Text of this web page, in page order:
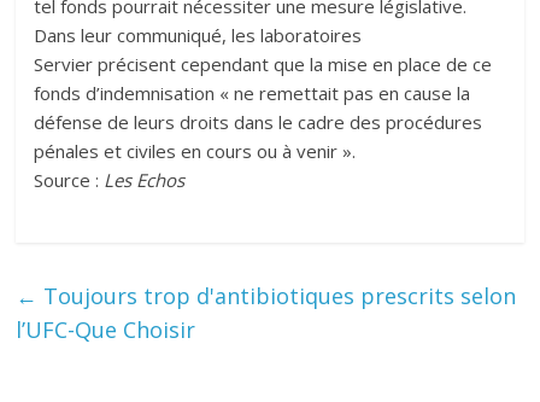
tel fonds pourrait nécessiter une mesure législative.
Dans leur communiqué, les laboratoires
Servier précisent cependant que la mise en place de ce
fonds d’indemnisation « ne remettait pas en cause la
défense de leurs droits dans le cadre des procédures
pénales et civiles en cours ou à venir ».
Source : Les Echos
← Toujours trop d'antibiotiques prescrits selon
l’UFC-Que Choisir